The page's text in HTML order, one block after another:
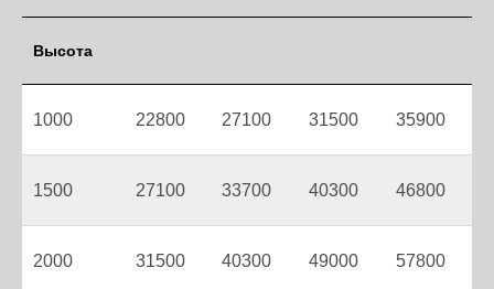
Высота
1000 22800 27100 31500 35900
1500 27100 33700 40300 46800
2000 31500 40300 49000 57800